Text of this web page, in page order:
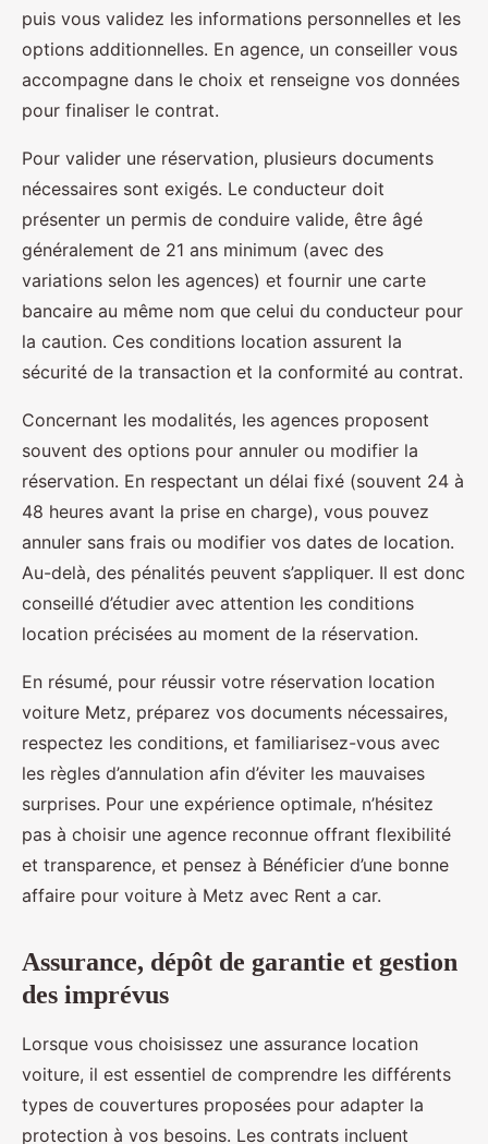
puis vous validez les informations personnelles et les
options additionnelles. En agence, un conseiller vous
accompagne dans le choix et renseigne vos données
pour finaliser le contrat.
Pour valider une réservation, plusieurs documents
nécessaires sont exigés. Le conducteur doit
présenter un permis de conduire valide, être âgé
généralement de 21 ans minimum (avec des
variations selon les agences) et fournir une carte
bancaire au même nom que celui du conducteur pour
la caution. Ces conditions location assurent la
sécurité de la transaction et la conformité au contrat.
Concernant les modalités, les agences proposent
souvent des options pour annuler ou modifier la
réservation. En respectant un délai fixé (souvent 24 à
48 heures avant la prise en charge), vous pouvez
annuler sans frais ou modifier vos dates de location.
Au-delà, des pénalités peuvent s’appliquer. Il est donc
conseillé d’étudier avec attention les conditions
location précisées au moment de la réservation.
En résumé, pour réussir votre réservation location
voiture Metz, préparez vos documents nécessaires,
respectez les conditions, et familiarisez-vous avec
les règles d’annulation afin d’éviter les mauvaises
surprises. Pour une expérience optimale, n’hésitez
pas à choisir une agence reconnue offrant flexibilité
et transparence, et pensez à Bénéficier d’une bonne
affaire pour voiture à Metz avec Rent a car.
Assurance, dépôt de garantie et gestion
des imprévus
Lorsque vous choisissez une assurance location
voiture, il est essentiel de comprendre les différents
types de couvertures proposées pour adapter la
protection à vos besoins. Les contrats incluent